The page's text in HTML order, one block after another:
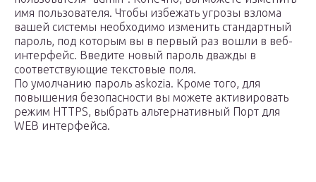
имя пользователя. Чтобы избежать угрозы взлома
вашей системы необходимо изменить стандартный
пароль, под которым вы в первый раз вошли в веб-
интерфейс. Введите новый пароль дважды в
соответствующие текстовые поля.
По умолчанию пароль askozia. Кроме того, для
повышения безопасности вы можете активировать
режим HTTPS, выбрать альтернативный Порт для
WEB интерфейса.